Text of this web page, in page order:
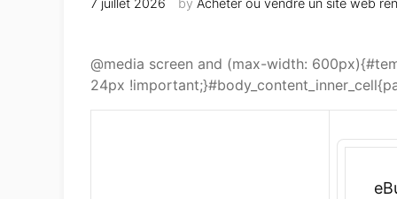
7 juillet 2026 by Acheter ou vendre un site web
@media screen and (max-width:
24px